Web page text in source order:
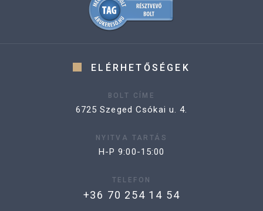
ELÉRHETŐSÉGEK
BOLT CÍME
6725 Szeged Csókai u. 4.
NYITVA TARTÁS
H-P 9:00-15:00
TELEFON
+36 70 254 14 54